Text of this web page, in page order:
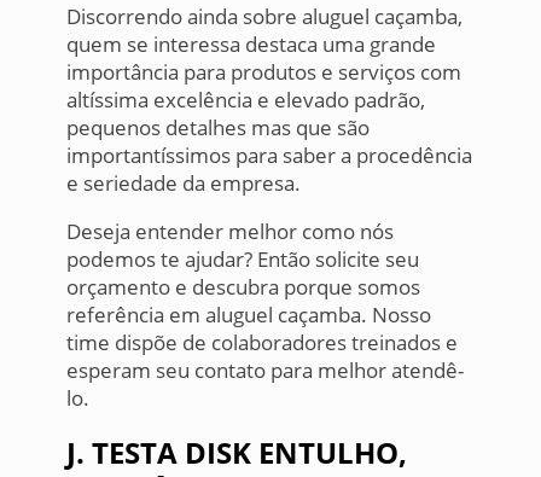
Discorrendo ainda sobre aluguel caçamba,
quem se interessa destaca uma grande
importância para produtos e serviços com
altíssima excelência e elevado padrão,
pequenos detalhes mas que são
importantíssimos para saber a procedência
e seriedade da empresa.
Deseja entender melhor como nós
podemos te ajudar? Então solicite seu
orçamento e descubra porque somos
referência em aluguel caçamba. Nosso
time dispõe de colaboradores treinados e
esperam seu contato para melhor atendê-
lo.
J. TESTA DISK ENTULHO,